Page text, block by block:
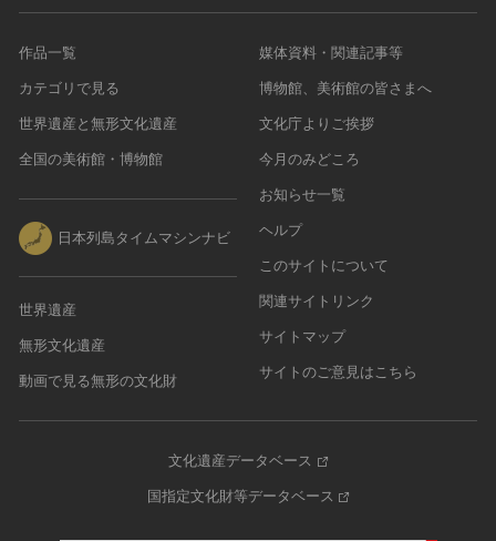
作品一覧
カテゴリで見る
世界遺産と無形文化遺産
全国の美術館・博物館
日本列島タイムマシンナビ
世界遺産
無形文化遺産
動画で見る無形の文化財
媒体資料・関連記事等
博物館、美術館の皆さまへ
文化庁よりご挨拶
今月のみどころ
お知らせ一覧
ヘルプ
このサイトについて
関連サイトリンク
サイトマップ
サイトのご意見はこちら
文化遺産データベース
国指定文化財等データベース